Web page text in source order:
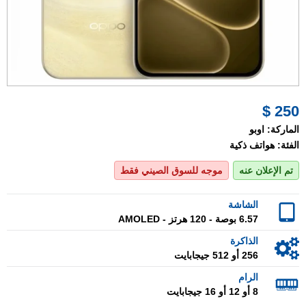
250 $
الماركة: اوبو
الفئة: هواتف ذكية
تم الإعلان عنه موجه للسوق الصيني فقط
الشاشة
6.57 بوصة - 120 هرتز - AMOLED
الذاكرة
256 أو 512 جيجابايت
الرام
8 أو 12 أو 16 جيجابايت